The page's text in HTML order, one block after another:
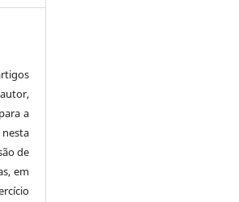
a
de
em